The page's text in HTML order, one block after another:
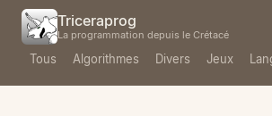
Triceraprog
La programmation depuis le Crétacé
Tous Algorithmes Divers Jeux